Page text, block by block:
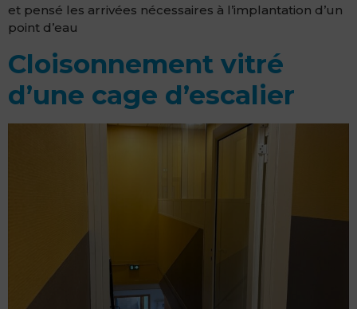
et pensé les arrivées nécessaires à l’implantation d’un
point d’eau
Cloisonnement vitré
d’une cage d’escalier